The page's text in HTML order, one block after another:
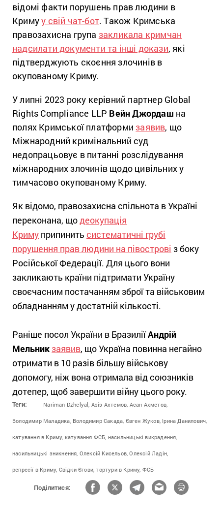
відомі факти порушень прав людини в
Кримуу свій чат-бот. Також Кримська
правозахисна група закликала кримчан
надсилати документи та інші докази, які
підтверджують скоєння злочинів в
окупованому Криму.
У липні 2023 року керівний партнер Global
Rights Compliance LLP Вейн Джордаш на
полях Кримської платформизаявив, що
Міжнародний кримінальний суд
недопрацьовує в питанні розслідування
міжнародних злочинів щодо цивільних у
тимчасово окупованому Криму.
Як відомо, правозахисна спільнота в Україні
переконана, щодеокупація
Криму припинить систематичні грубі
порушення прав людини на півострові з боку
Російської Федерації. Для цього вони
закликають країни підтримати Україну
своєчасним постачанням зброї та військовим
обладнанням у достатній кількості.
Раніше посол України в БразиліїАндрій
Мельникзаявив, що Україна повинна негайно
отримати в 10 разів більшу військову
допомогу, ніж вона отримала від союзників
дотепер, щоб завершити війну цього року.
Теги: Nariman Dzhelyal, Азіз Ахтемов, Асан Ахметов,
Володимир Маладика, Володимир Сакада, Євген Жуков, Ірина Данилович,
катування в Криму, катування ФСБ, насильницькі викрадення,
насильницькі зникнення, Олексій Кисельов, Олексій Ладін,
репресії в Криму, Свідки Єгови, тортури в Криму, ФСБ
Поділитися: